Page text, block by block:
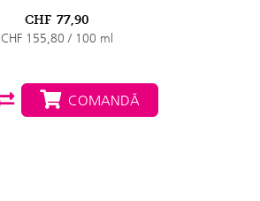
CHF 77,90
CHF 155,80 / 100 ml
COMANDĂ